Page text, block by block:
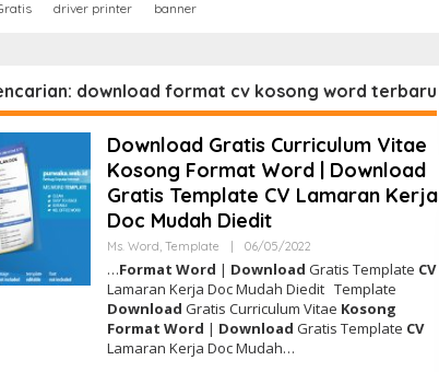
driver printer banner
download format cv kosong word terbaru
Download Gratis Curriculum Vitae
Kosong Format Word | Download
Gratis Template CV Lamaran Kerja
Doc Mudah Diedit
Ms. Word Template | 06/05/2022
E
H
A
M
…Format Word | Download Gratis Template CV
Lamaran Kerja Doc Mudah Diedit Template
Download Gratis Curriculum Vitae Kosong
Format Word | Download Gratis Template CV
Lamaran Kerja Doc Mudah…